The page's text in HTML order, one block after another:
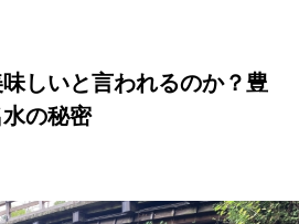
しいと言われるのか？豊
の秘密